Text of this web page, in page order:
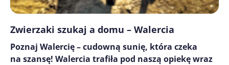
Zwierzaki szukaj a domu – Walercia
Poznaj Walercię – cudowną sunię, która czeka
na szansę! Walercia trafiła pod naszą opiekę wraz